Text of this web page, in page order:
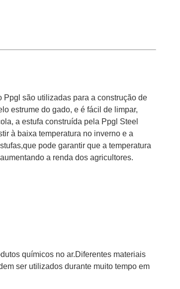
são utilizadas para a construção de
estrume do gado, e é fácil de limpar,
a estufa construída pela Ppgl Steel
à baixa temperatura no inverno e a
pode garantir que a temperatura
a renda dos agricultores.
químicos no ar.Diferentes materiais
ser utilizados durante muito tempo em